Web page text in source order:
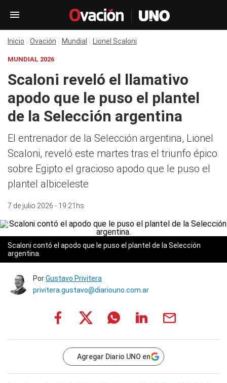
Inicio Ovación Mundial Lionel Scaloni
MUNDIAL 2026
Scaloni reveló el llamativo
apodo que le puso el plantel
de la Selección argentina
El entrenador de la Selección argentina, Lionel
Scaloni, reveló este martes tras el triunfo épico
sobre Egipto el gracioso apodo que le puso el
plantel albiceleste
7 de julio 2026 - 19:21hs
Scaloni contó el apodo que le puso el plantel de la Selección
argentina.
PorGustavo Privitera
privitera.gustavo@diariouno.com.ar
Agregar Diario UNO en